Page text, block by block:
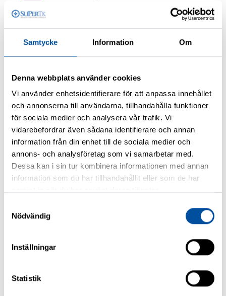
Samtycke Information Om
Denna webbplats använder cookies
Vi använder enhetsidentifierare för att anpassa innehållet
och annonserna till användarna, tillhandahålla funktioner
för sociala medier och analysera vår trafik. Vi
vidarebefordrar även sådana identifierare och annan
information från din enhet till de sociala medier och
annons- och analysföretag som vi samarbetar med.
Dessa kan i sin tur kombinera informationen med annan
information som du har tillhandahållit eller som de har
Nödvändig
Inställningar
Statistik
arbetsmyndigheternas nättjänst
Inkomstrelaterad
dagpenning kan endast betalas ut
för perioder då din
Därför är det viktigt att registrera
dig antingen i förväg eller senast
på din första arbetslöshetsdag.
Samla bilagorna i förväg
Det kan kännas jobbigt att samla
bilagor,men det lönar sig att ta
hand om det i god tid.
skattekortet direkt till kassan via